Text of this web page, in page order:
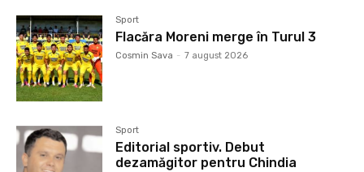
Sport
Flacăra Moreni merge în Turul 3
Cosmin Sava - 7 august 2026
Sport
Editorial sportiv. Debut
dezamăgitor pentru Chindia